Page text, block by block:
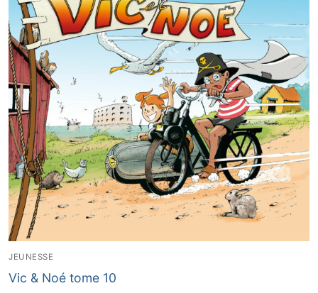
JEUNESSE
Vic & Noé tome 10